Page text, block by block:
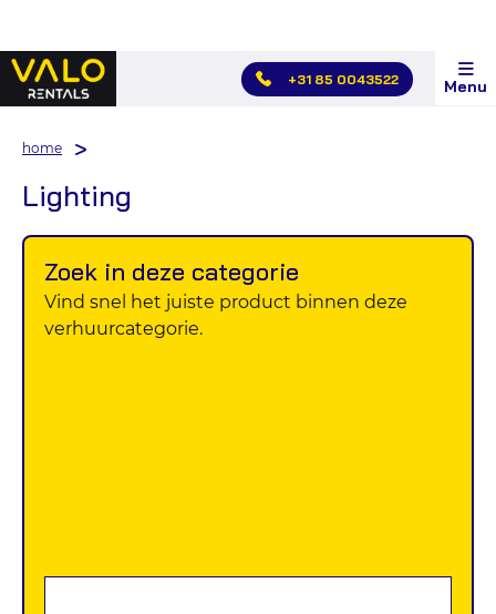
Hoofdmenu
overslaan
+31 85 0043522 Menu
home
Lighting
Zoek in deze categorie
Vind snel het juiste product binnen deze
verhuurcategorie.